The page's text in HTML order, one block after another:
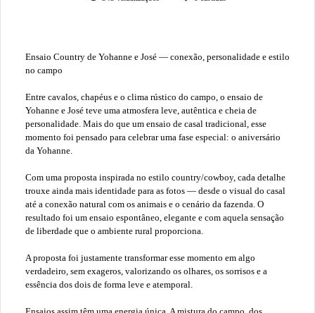
Ensaio Country de Yohanne e José — conexão, personalidade e estilo
no campo
Entre cavalos, chapéus e o clima rústico do campo, o ensaio de
Yohanne e José teve uma atmosfera leve, autêntica e cheia de
personalidade. Mais do que um ensaio de casal tradicional, esse
momento foi pensado para celebrar uma fase especial: o aniversário
da Yohanne.
Com uma proposta inspirada no estilo country/cowboy, cada detalhe
trouxe ainda mais identidade para as fotos — desde o visual do casal
até a conexão natural com os animais e o cenário da fazenda. O
resultado foi um ensaio espontâneo, elegante e com aquela sensação
de liberdade que o ambiente rural proporciona.
A proposta foi justamente transformar esse momento em algo
verdadeiro, sem exageros, valorizando os olhares, os sorrisos e a
essência dos dois de forma leve e atemporal.